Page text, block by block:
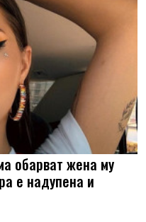
обарват жена му
е надупена и